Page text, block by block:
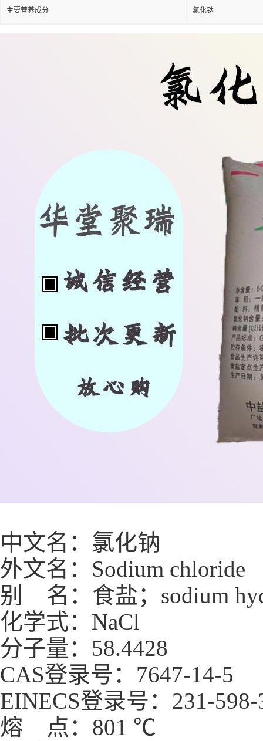
主要营养成分 氯化钠
中文名：氯化钠
外文名：Sodium chloride
别 名：食盐；sodium
化学式：NaCl
分子量：58.4428
CAS登录号：7647-14-5
EINECS登录号：231-598-
熔 点：801 ℃